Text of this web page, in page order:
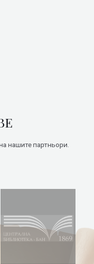
нашите партньори.